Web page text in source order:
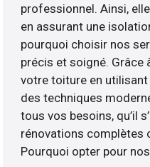
professionnel. Ainsi,
en assurant une
pourquoi choisir nos
précis et soigné. Grâce
votre toiture en
des techniques
tous vos besoins, qu’il
rénovations complètes
Pourquoi opter pour